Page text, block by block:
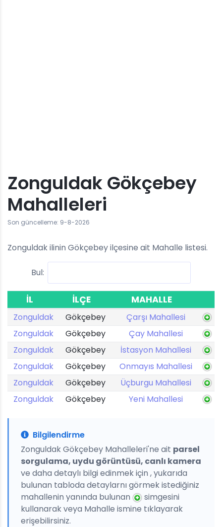
Zonguldak Gökçebey
Mahalleleri
Son güncelleme: 9-8-2026
Zonguldak ilinin Gökçebey ilçesine ait Mahalle listesi.
Bul:
İL İLÇE MAHALLE
Zonguldak Gökçebey
Çarşı Mahallesi
Zonguldak
Gökçebey
Çay Mahallesi
Zonguldak
Gökçebey
İstasyon Mahallesi
Zonguldak
Gökçebey
Onmayıs Mahallesi
Zonguldak
Gökçebey
Üçburgu Mahallesi
Zonguldak
Gökçebey Yeni Mahallesi
Bilgilendirme
Zonguldak Gökçebey Mahalleleri'ne ait parsel
sorgulama, uydu görüntüsü, canlı kamera
ve daha detaylı bilgi edinmek için , yukarıda
bulunan tabloda detaylarnı görmek istediğiniz
mahallenin yanında bulunan
simgesini
kullanarak veya Mahalle ismine tıklayarak
erişebilirsiniz.